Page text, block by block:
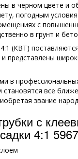
в черном цвете и
погодным
с
в грунт и
(КВТ)
представлены
в
все
звание
с
4:1